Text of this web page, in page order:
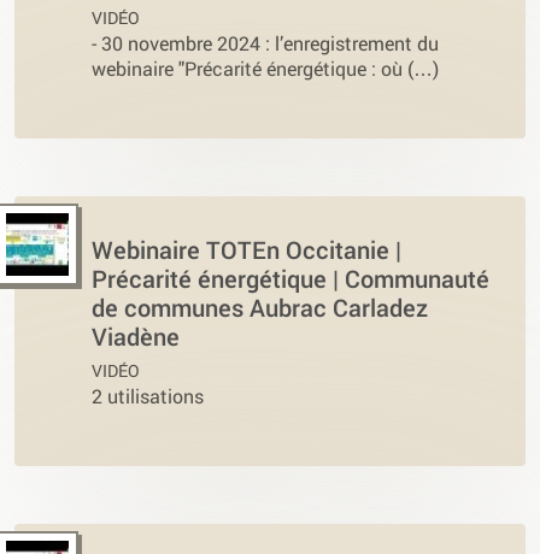
VIDÉO
-30 novembre 2024 : l’enregistrement du
webinaire "Précarité énergétique : où (…)
Webinaire TOTEn Occitanie |
Précarité énergétique | Communauté
de communes Aubrac Carladez
Viadène
VIDÉO
2 utilisations